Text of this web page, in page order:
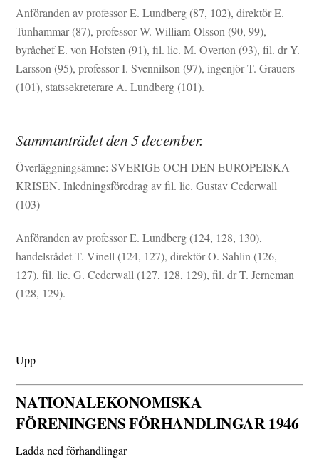
Anföranden av professor E. Lundberg (87, 102), direktör E.
Tunhammar (87), professor W. William-Olsson (90, 99),
byråchef E. von Hofsten (91), fil. lic. M. Overton (93), fil. dr Y.
Larsson (95), professor I. Svennilson (97), ingenjör T. Grauers
(101), statssekreterare A. Lundberg (101).
Sammanträdet den 5 december.
Överläggningsämne: SVERIGE OCH DEN EUROPEISKA
KRISEN. Inledningsföredrag av fil. lic. Gustav Cederwall
(103)
Anföranden av professor E. Lundberg (124, 128, 130),
handelsrådet T. Vinell (124, 127), direktör O. Sahlin (126,
127), fil. lic. G. Cederwall (127, 128, 129), fil. dr T. Jerneman
(128, 129).
Upp
NATIONALEKONOMISKA
FÖRENINGENS FÖRHANDLINGAR 1946
Ladda ned förhandlingar